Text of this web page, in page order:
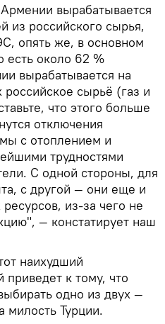
вырабатывается
из российского сырья,
опять же, в основном
есть около 62 %
вырабатывается на
сырьё (газ и
что этого больше
отключения
с отоплением и
трудностями
С одной стороны, для
с другой — они еще и
из-за чего не
— констатирует наш
наихудший
к тому, что
одно из двух —
милость Турции.